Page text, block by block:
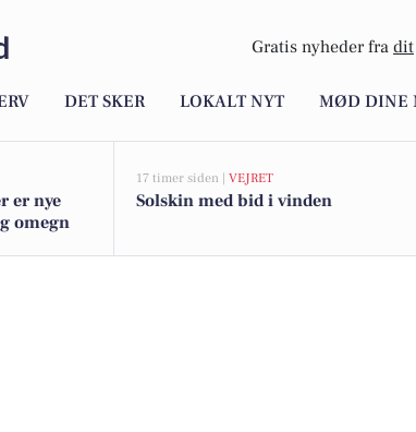
Gratis nyheder fra dit
DET SKER LOKALT NYT MØD DINE
er nye
omegn
17 timer siden | VEJRET
Solskin med bid i vinden